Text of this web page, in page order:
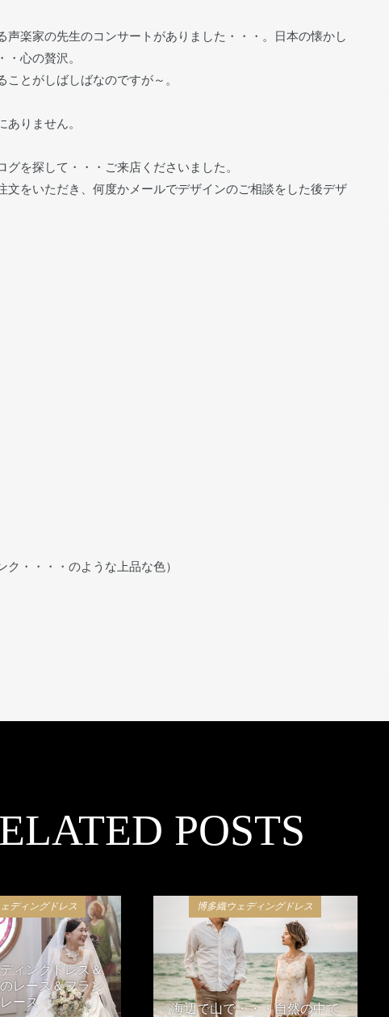
楽家の先生のコンサートがありました・・・。日本の懐かし
心の贅沢。
とがしばしばなのですが～。
りません。
を探して・・・ご来店くださいました。
をいただき、何度かメールでデザインのご相談をした後デザ
・・・・のような上品な色）
POSTS
ディングドレス
ィングドレス＆
レース＆フラン
レース
博多織ウェディングドレス
海辺で山で・・・自然の中で